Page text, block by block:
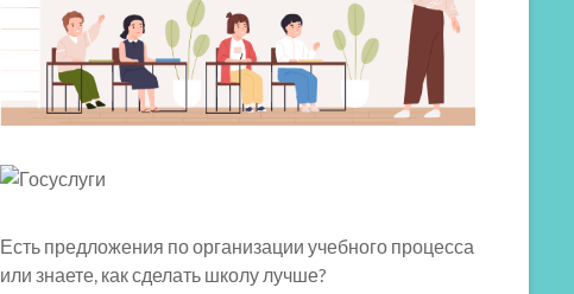
Есть предложения по организации учебного процесса
или знаете, как сделать школу лучше?